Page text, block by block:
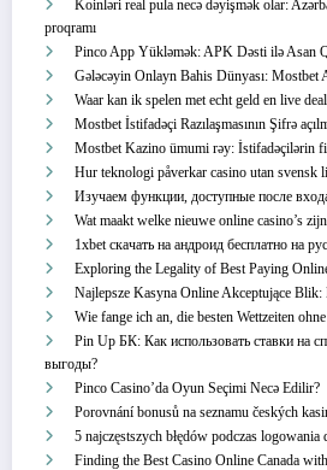
Koinləri real pula necə dəyişmək olar:
proqramı
Pinco App Yükləmək: APK Dəsti ilə Asan
Gələcəyin Onlayn Bahis Dünyası: Mostbet
Waar kan ik spelen met echt geld en live
Mostbet İstifadəçi Razılaşmasının Şifrə
Mostbet Kazino ümumi rəy: İstifadəçilərin
Hur teknologi påverkar casino utan svensk
Изучаем функции, доступные после
Wat maakt welke nieuwe online casino’s
1xbet скачать на андроид бесплатно на
Exploring the Legality of Best Paying
Najlepsze Kasyna Online Akceptujące
Wie fange ich an, die besten Wettzeiten
Pin Up БК: Как использовать ставки на
выгоды?
Pinco Casino’da Oyun Seçimi Necə Edilir?
Porovnání bonusů na seznamu českých
5 najczęstszych błędów podczas
Finding the Best Casino Online Canada